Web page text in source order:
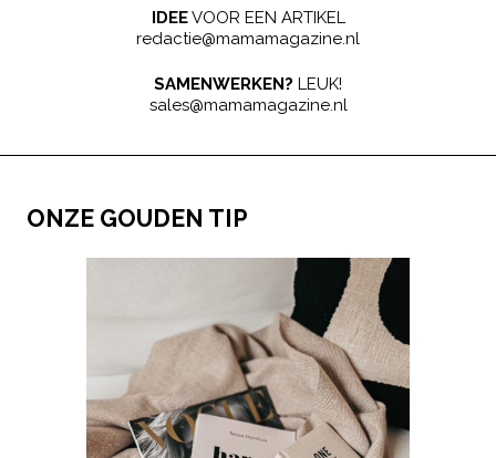
IDEEVOOR EEN ARTIKEL
redactie@mamamagazine.nl
SAMENWERKEN? LEUK!
sales@mamamagazine.nl
ONZE GOUDEN TIP